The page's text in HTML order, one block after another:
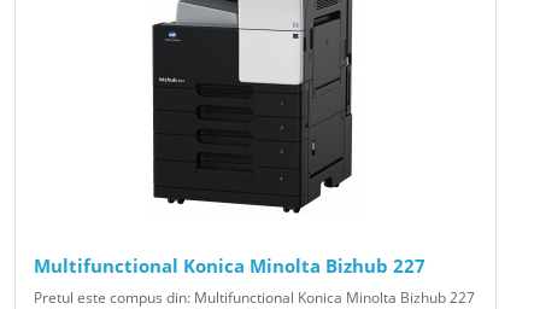
Multifunctional Konica Minolta Bizhub 227
Pretul este compus din: Multifunctional Konica Minolta Bizhub 227